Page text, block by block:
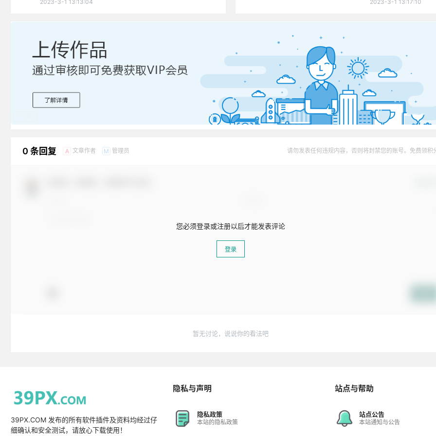
2023-3-1 13:13:04 2023-3-1 13:17:10
0 条回复 A 文章作者 M 管理员 请勿发表任何违规内容，否则将封禁您的账号。免费领积
您必须登录或注册以后才能发表评论
登录
暂无讨论，说说你的看法吧
39PX.COM 发布的所有软件插件及资料均经过仔
细确认和安全测试，请放心下载使用！
隐私与声明
隐私政策
本站的隐私政策
站点与帮助
站点公告
本站通知与公告